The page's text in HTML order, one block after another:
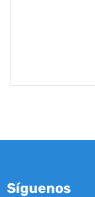
Síguenos